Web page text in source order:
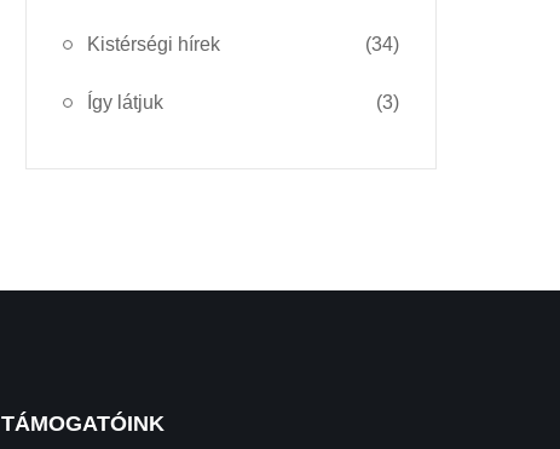
Kistérségi hírek (34)
Így látjuk (3)
TÁMOGATÓINK